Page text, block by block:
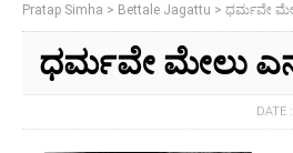
Pratap Simha > Bettale Jagattu > ಧರ್ಮವೇ
ಧರ್ಮವೇ ಮೇಲು